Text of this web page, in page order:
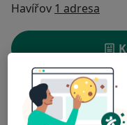
Havířov 1 adresa